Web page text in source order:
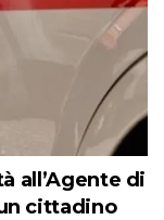
all’Agente di
cittadino